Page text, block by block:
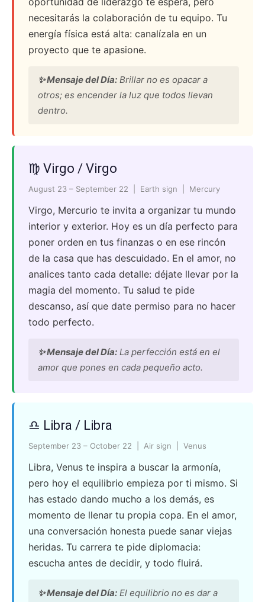
necesitarás la colaboración de tu equipo. Tu
energía física está alta: canalízala en un
proyecto que te apasione.
✨ Mensaje del Día: Brillar no es opacar a
otros; es encender la luz que todos llevan
dentro.
♍ Virgo / Virgo
August 23 – September 22 | Earth sign | Mercury
Virgo, Mercurio te invita a organizar tu mundo
interior y exterior. Hoy es un día perfecto para
poner orden en tus finanzas o en ese rincón
de la casa que has descuidado. En el amor, no
analices tanto cada detalle: déjate llevar por la
magia del momento. Tu salud te pide
descanso, así que date permiso para no hacer
todo perfecto.
✨ Mensaje del Día: La perfección está en el
amor que pones en cada pequeño acto.
♎ Libra / Libra
September 23 – October 22 | Air sign | Venus
Libra, Venus te inspira a buscar la armonía,
pero hoy el equilibrio empieza por ti mismo. Si
has estado dando mucho a los demás, es
momento de llenar tu propia copa. En el amor,
una conversación honesta puede sanar viejas
heridas. Tu carrera te pide diplomacia:
escucha antes de decidir, y todo fluirá.
✨ Mensaje del Día: El equilibrio no es dar a